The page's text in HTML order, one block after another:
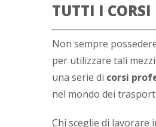
TUTTI I CORSI
Non sempre
per utilizzare tali
una serie di corsi
nel mondo dei
Chi sceglie di lavorare